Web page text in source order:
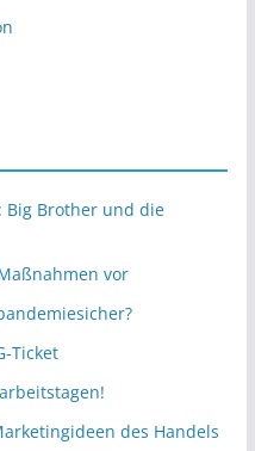
Big Brother und die
vor
Ticket
des Handels